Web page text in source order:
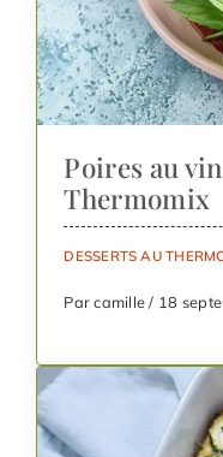
Poires au
Thermomix
DESSERTS AU
Par camille / 18